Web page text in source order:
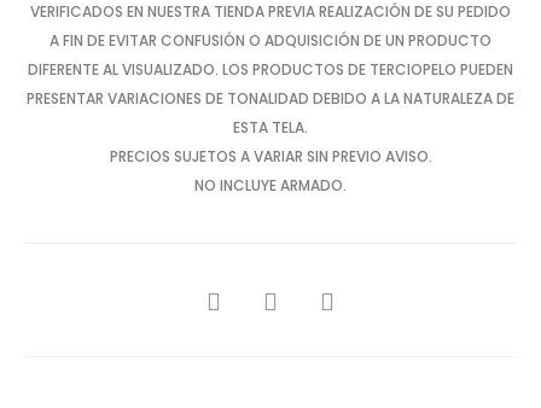
VERIFICADOS EN NUESTRA TIENDA PREVIA REALIZACIÓN DE SU PEDIDO
A FIN DE EVITAR CONFUSIÓN O ADQUISICIÓN DE UN PRODUCTO
DIFERENTE AL VISUALIZADO. LOS PRODUCTOS DE TERCIOPELO PUEDEN
PRESENTAR VARIACIONES DE TONALIDAD DEBIDO A LA NATURALEZA DE
ESTA TELA.
PRECIOS SUJETOS A VARIAR SIN PREVIO AVISO.
NO INCLUYE ARMADO.
SHARE